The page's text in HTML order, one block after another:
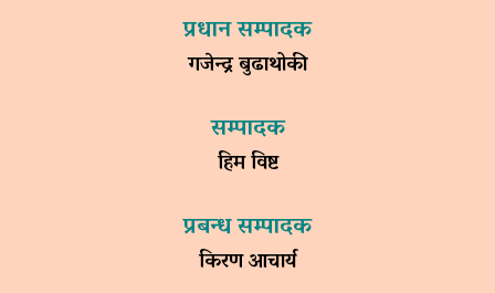
प्रधान सम्पादक
गजेन्द्र बुढाथोकी
सम्पादक
हिम विष्ट
प्रबन्ध सम्पादक
किरण आचार्य